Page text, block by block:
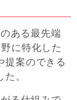
ある最先端
に特化した
提案のできる
。